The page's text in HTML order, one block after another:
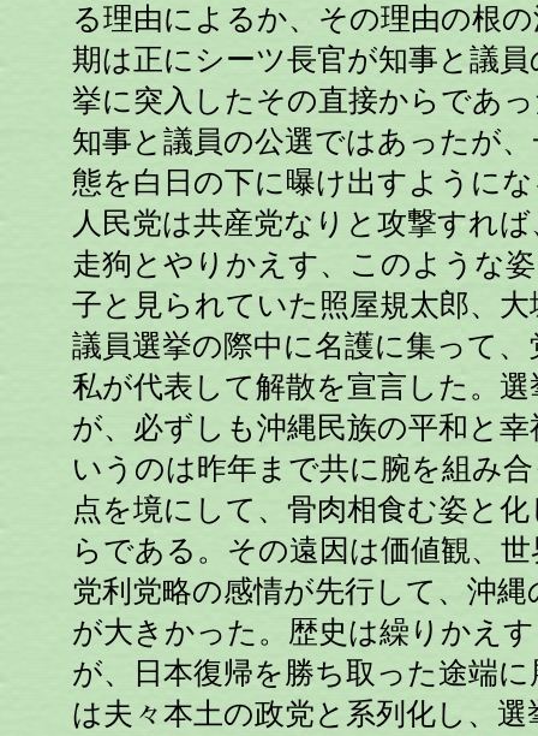
る理由によるか、その理由の根
期は正にシーツ長官が知事と議
挙に突入したその直接からであ
知事と議員の公選ではあったが
態を白日の下に曝け出すように
人民党は共産党なりと攻撃すれ
走狗とやりかえす、このような
子と見られていた照屋規太郎、
議員選挙の際中に名護に集って
私が代表して解散を宣言した。
が、必ずしも沖縄民族の平和と
いうのは昨年まで共に腕を組み
点を境にして、骨肉相食む姿と
らである。その遠因は価値観、
党利党略の感情が先行して、沖
が大きかった。歴史は繰りかえ
が、日本復帰を勝ち取った途端
は夫々本土の政党と系列化し、